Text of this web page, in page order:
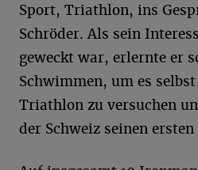
Sport, Triathlon, ins
Schröder. Als sein
geweckt war, erlernte er
Schwimmen, um es
Triathlon zu versuchen
der Schweiz seinen